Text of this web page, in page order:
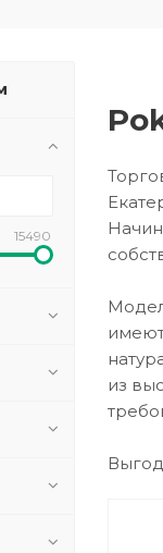
из
15490